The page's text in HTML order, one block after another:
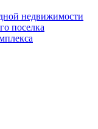
недвижимости
поселка